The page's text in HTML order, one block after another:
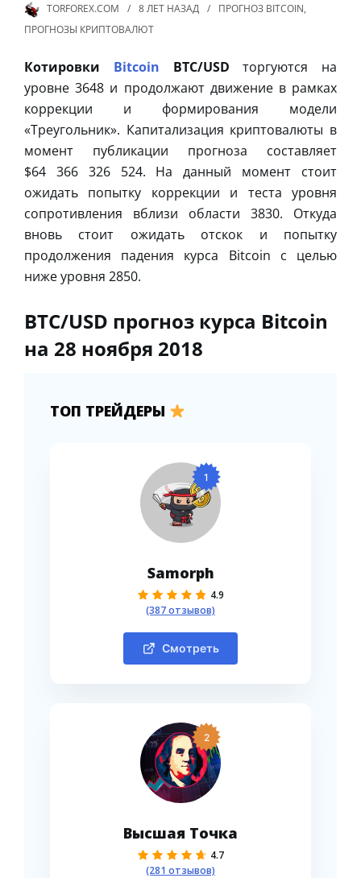
TORFOREX.COM 8 ЛЕТ НАЗАД ПРОГНОЗ BITCOIN,
ПРОГНОЗЫ КРИПТОВАЛЮТ
Котировки Bitcoin BTC/USD торгуются на
уровне 3648 и продолжают движение в рамках
коррекции и формирования модели
«Треугольник». Капитализация криптовалюты в
момент публикации прогноза составляет
$64 366 326 524. На данный момент стоит
ожидать попытку коррекции и теста уровня
сопротивления вблизи области 3830. Откуда
вновь стоит ожидать отскок и попытку
продолжения падения курса Bitcoin с целью
ниже уровня 2850.
BTC/USD прогноз курса Bitcoin
на 28 ноября 2018
ТОП ТРЕЙДЕРЫ
1
Samorph
4.9
(387 отзывов)
Смотреть
2
Высшая Точка
4.7
(281 отзывов)